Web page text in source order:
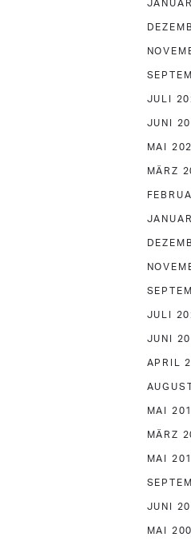
JULI
JUNI
MAI
MÄRZ
JULI
JUNI
APRIL
MAI
MÄRZ
MAI
JUNI
MAI